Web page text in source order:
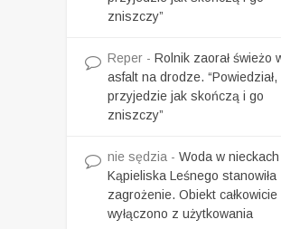
zniszczy”
Reper - Rolnik zaorał świeżo
asfalt na drodze. “Powiedział,
przyjedzie jak skończą i go
zniszczy”
nie sędzia - Woda w nieckach
Kąpieliska Leśnego stanowiła
zagrożenie. Obiekt całkowicie
wyłączono z użytkowania